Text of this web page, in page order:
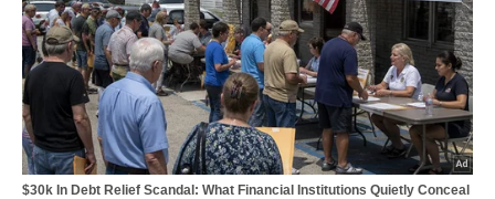
$30k In Debt Relief Scandal: What Financial Institutions Quietly Conceal